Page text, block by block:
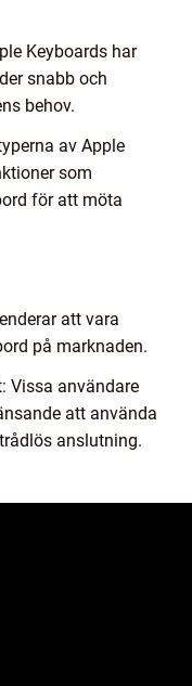
Keyboards har
snabb och
behov.
av Apple
som
för att möta
att vara
på marknaden.
Vissa användare
att använda
anslutning.